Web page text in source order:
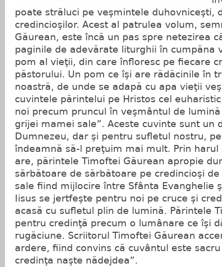
poate străluci pe veşmintele duhovniceşti,
credincioşilor. Acest al patrulea volum,
Găurean, este încă un pas spre netezirea
paginile de adevărate liturghii în cumpăna
pom al vieţii, din care înfloresc pe fiecare
păstorului. Un pom ce îşi are rădăcinile în
noastră, de unde se adapă cu apa vieţii
cuvintele părintelui pe Hristos cel
noi precum pruncul în veşmântul de
grijei mamei sale”. Aceste cuvinte sunt un
Dumnezeu, dar şi pentru sufletul nostru,
îndeamnă să-l preţuim mai mult. Prin
are, părintele Timoftei Găurean apropie
sărbătoare de sărbătoare pe credincioşi
sale fiind mijlocire între Sfânta Evanghelie
Iisus se jertfeşte pentru noi pe cruce şi
acasă cu sufletul plin de lumină. Părintele
pentru credinţă precum o lumânare ce îşi
rugăciune. Scriitorul Timoftei Găurean
ardere, fiind convins că cuvântul este
credinţa naşte nădejdea”.